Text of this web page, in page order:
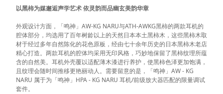
以黑柿为媒邂逅声学艺术 依灵韵而品幽玄美韵华章
外观设计方面，「鸣神」AW-KG NARU与ATH-AWKG黑柿的两款耳机的
腔体部分，均选用了百年树龄以上的天然日本本土黑柿木，这些黑柿木取
材于经过多年自然陈化的花色原板，经由七十余年历史的日本黑柿木老店
精心打造。两款耳机的腔体均采用无印风格，巧妙地保留了黑柿纹理所蕴
含的自然美。耳机外壳覆以适配薄木漆进行养护，使黑柿色泽更加饱满，
且纹理会随时间推移更艳丽动人。需要留意的是，「鸣神」AW - KG
NARU 属于为「鸣神」HPA - KG NARU 耳机/前级放大器匹配的限量调试
套件。